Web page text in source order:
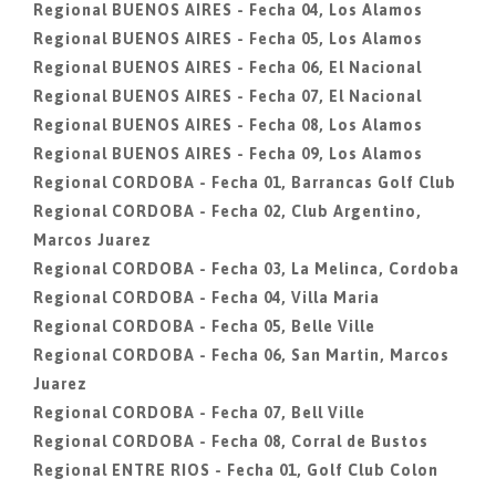
Regional BUENOS AIRES - Fecha 04, Los Alamos
Regional BUENOS AIRES - Fecha 05, Los Alamos
Regional BUENOS AIRES - Fecha 06, El Nacional
Regional BUENOS AIRES - Fecha 07, El Nacional
Regional BUENOS AIRES - Fecha 08, Los Alamos
Regional BUENOS AIRES - Fecha 09, Los Alamos
Regional CORDOBA - Fecha 01, Barrancas Golf Club
Regional CORDOBA - Fecha 02, Club Argentino,
Marcos Juarez
Regional CORDOBA - Fecha 03, La Melinca, Cordoba
Regional CORDOBA - Fecha 04, Villa Maria
Regional CORDOBA - Fecha 05, Belle Ville
Regional CORDOBA - Fecha 06, San Martin, Marcos
Juarez
Regional CORDOBA - Fecha 07, Bell Ville
Regional CORDOBA - Fecha 08, Corral de Bustos
Regional ENTRE RIOS - Fecha 01, Golf Club Colon